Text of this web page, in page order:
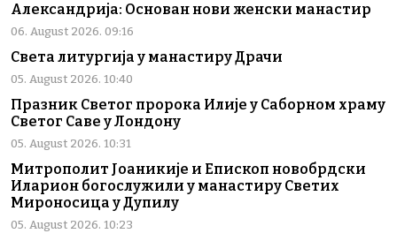
Александрија: Основан нови женски манастир
06. August 2026. 09:16
Света литургија у манастиру Драчи
05. August 2026. 10:40
Празник Светог пророка Илије у Саборном храму
Светог Саве у Лондону
05. August 2026. 10:31
Митрополит Јоаникије и Епископ новобрдски
Иларион богослужили у манастиру Светих
Мироносица у Дупилу
05. August 2026. 10:23